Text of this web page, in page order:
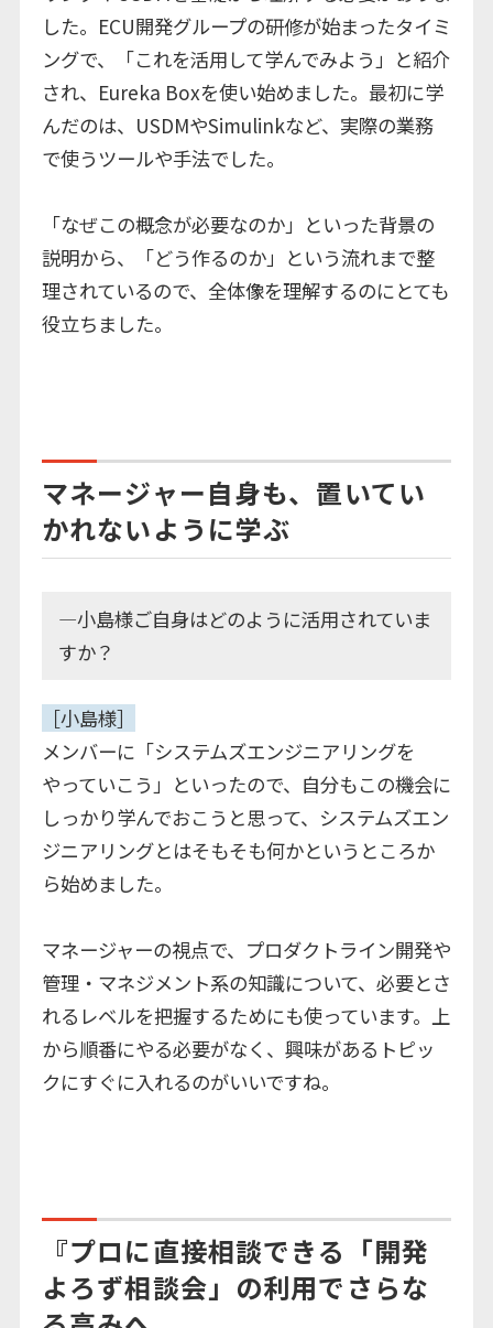
した。ECU開発グループの研修が始まったタイミ
ングで、「これを活用して学んでみよう」と紹介
され、Eureka Boxを使い始めました。最初に学
んだのは、USDMやSimulinkなど、実際の業務
で使うツールや手法でした。
「なぜこの概念が必要なのか」といった背景の
説明から、「どう作るのか」という流れまで整
理されているので、全体像を理解するのにとても
役立ちました。
マネージャー自身も、置いてい
かれないように学ぶ
―小島様ご自身はどのように活用されていま
すか？
［小島様］
メンバーに「システムズエンジニアリングを
やっていこう」といったので、自分もこの機会に
しっかり学んでおこうと思って、システムズエン
ジニアリングとはそもそも何かというところか
ら始めました。
マネージャーの視点で、プロダクトライン開発や
管理・マネジメント系の知識について、必要とさ
れるレベルを把握するためにも使っています。上
から順番にやる必要がなく、興味があるトピッ
クにすぐに入れるのがいいですね。
『プロに直接相談できる「開発
よろず相談会」の利用でさらな